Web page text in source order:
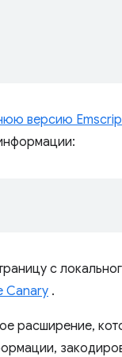
версию
с
Canary .
расширение,